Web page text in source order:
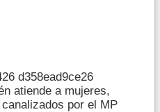
atiende a mujeres,
por el MP